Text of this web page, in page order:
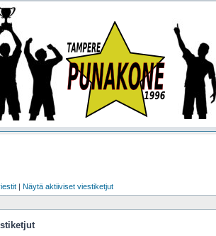
| Näytä aktiiviset viestiketjut